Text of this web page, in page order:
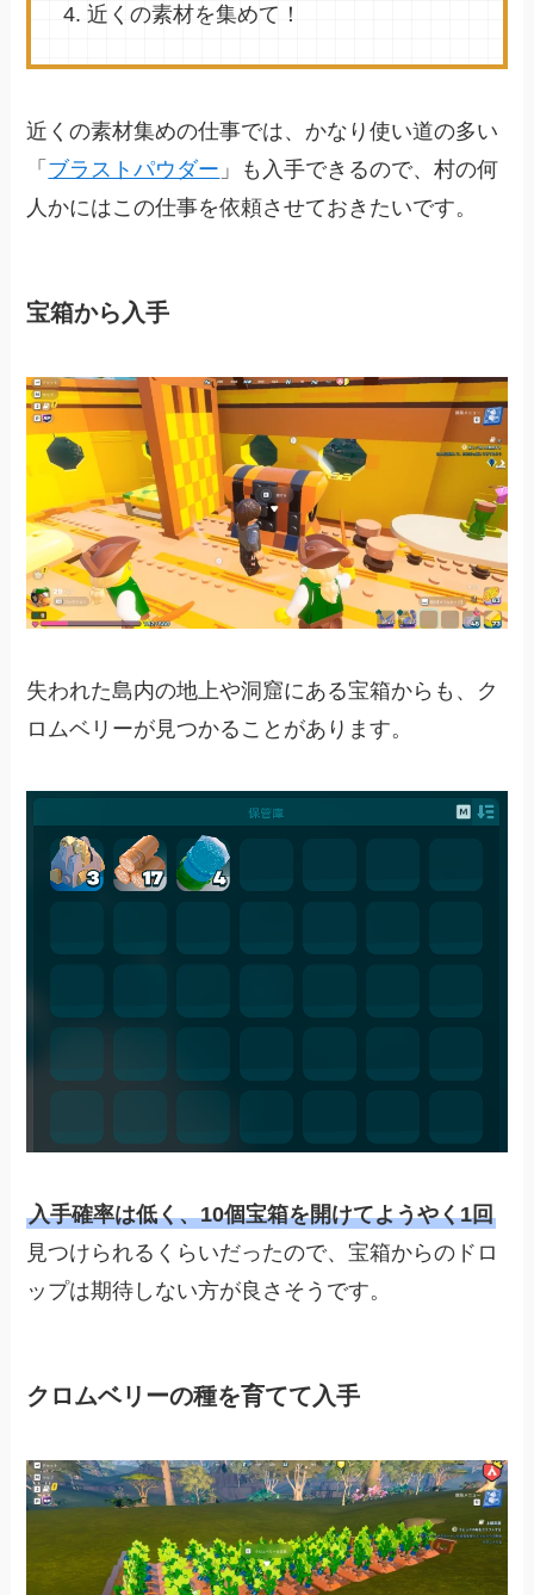
4. 近くの素材を集めて！
近くの素材集めの仕事では、かなり使い道の多い
「 ブラストパウダー 」も入手できるので、村の何
人かにはこの仕事を依頼させておきたいです。
宝箱から入手
失われた島内の地上や洞窟にある宝箱からも、ク
ロムベリーが見つかることがあります。
入手確率は低く、10個宝箱を開けてようやく1回
見つけられるくらいだったので、宝箱からのドロ
ップは期待しない方が良さそうです。
クロムベリーの種を育てて入手